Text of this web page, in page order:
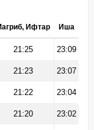
Ифтар Иша
21:25 23:09
21:23 23:07
21:22 23:04
21:20 23:02